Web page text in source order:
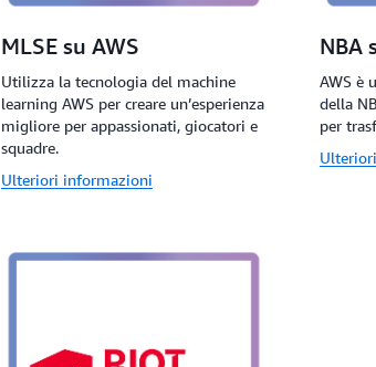
MLSE su AWS
Utilizza la tecnologia del machine
learning AWS per creare un’esperienza
migliore per appassionati, giocatori e
squadre.
Ulteriori informazioni
NBA
AWS è
della
per